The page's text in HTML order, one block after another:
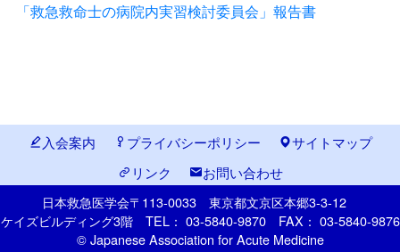
「救急救命士の病院内実習検討委員会」報告書
入会案内 プライバシーポリシー
サイトマップ
リンク
お問い合わせ
日本救急医学会〒113-0033 東京都文京区本郷3-3-12
ケイズビルディング3階 TEL： 03-5840-9870 FAX： 03-5840-9876
© Japanese Association for Acute Medicine